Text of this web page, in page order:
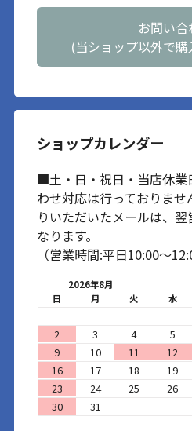
お問い合
(当ショップ以外で
ショップカレンダー
■土・日・祝日・当店休業
わせ対応は行っておりま
りいただいたメールは、
なります。
（営業時間:平日10:00～
2026年8月
日
月 火 水
2
3 4 5
9
10 11 12
16
17 18 19
23
24 25 26
30
31